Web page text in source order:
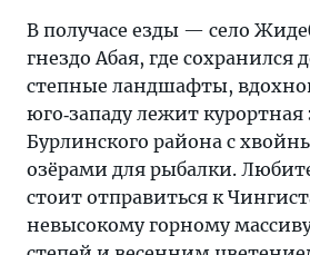
В получасе езды — село
гнездо Абая, где сохранился
степные ландшафты,
юго‑западу лежит курортная
Бурлинского района с
озёрами для рыбалки.
стоит отправиться к
невысокому горному